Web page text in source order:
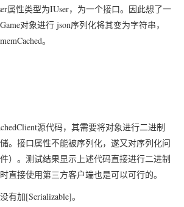
属性类型为IUser，为一个接口。因此想了一
Game对象进行 json序列化将其变为字符串，
memCached。
源代码，其需要将对象进行二进制
。接口属性不能被序列化，遂又对序列化问
）。测试结果显示上述代码直接进行二进制
直接使用第三方客户端也是可以可行的。
有加 [Serializable]。